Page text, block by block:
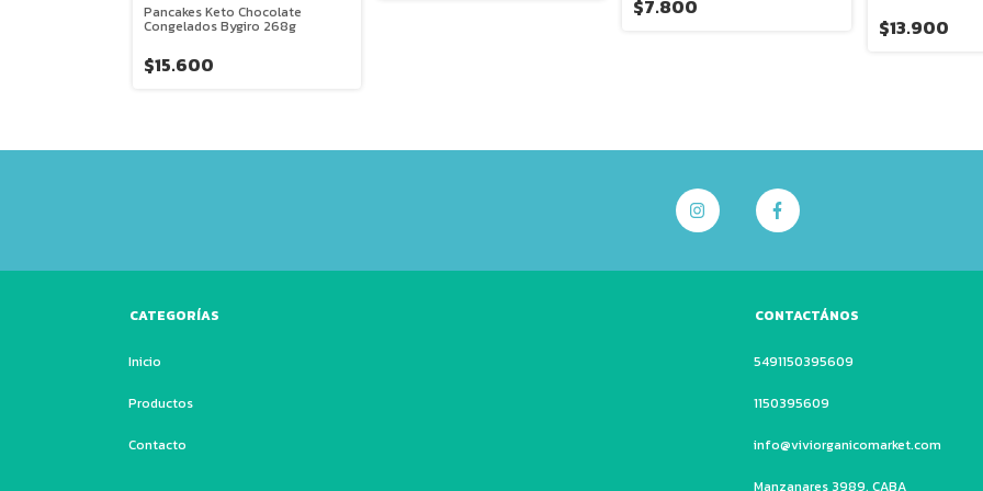
Pancakes Keto Chocolate
Congelados Bygiro 268g
$15.600
$7.800
$13.900
CATEGORÍAS
Inicio
Productos
Contacto
CONTACTÁNOS
5491150395609
1150395609‬
info@viviorganicomarket.com
Manzanares 3989, CABA